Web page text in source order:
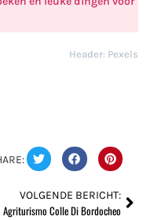
Header: Pexels
VOLGENDE BERICHT:
Agriturismo Colle Di Bordocheo